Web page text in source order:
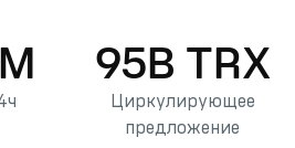
95B TRX
Циркулирующее
предложение